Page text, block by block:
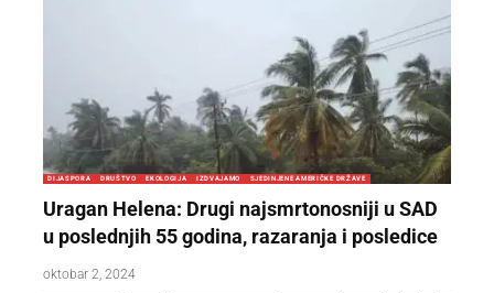
DIJASPORA DRUŠTVO EKOLOGIJA IZDVAJAMO SJEDINJENE AMERIČKE DRŽAVE
Uragan Helena: Drugi najsmrtonosniji u SAD
u poslednjih 55 godina, razaranja i posledice
oktobar 2, 2024